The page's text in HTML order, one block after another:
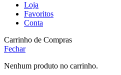
Loja
Favoritos
Conta
Carrinho de Compras
Fechar
Nenhum produto no carrinho.